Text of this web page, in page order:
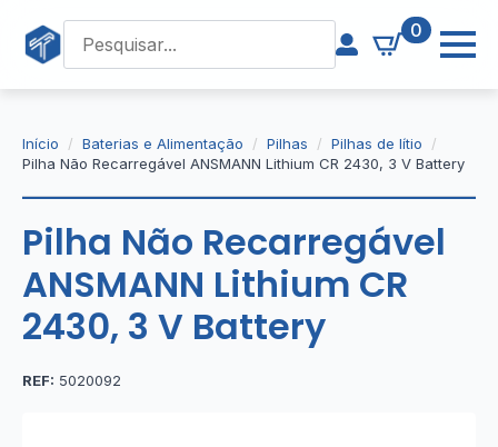
0
Início Baterias e Alimentação Pilhas
Pilhas de lítio
Pilha Não Recarregável ANSMANN Lithium CR 2430, 3 V Battery
Pilha Não Recarregável
ANSMANN Lithium CR
2430, 3 V Battery
REF: 5020092